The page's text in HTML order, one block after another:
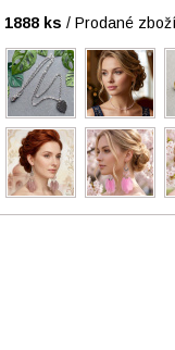
1888 ks / Prodané